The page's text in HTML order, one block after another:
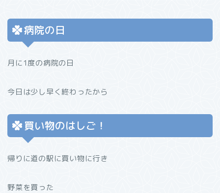
病院の日
月に1度の病院の日
今日は少し早く終わったから
買い物のはしご！
帰りに道の駅に買い物に行き
野菜を買った